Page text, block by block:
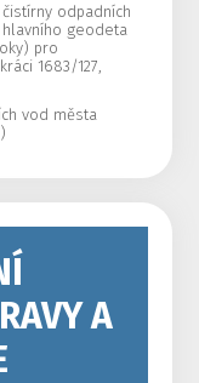
odpadních
geodeta
pro
1683/127,
vod města
A